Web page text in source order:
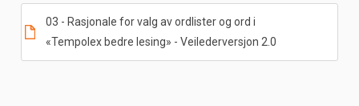
03 - Rasjonale for valg av ordlister og ord i
«Tempolex bedre lesing» - Veilederversjon 2.0